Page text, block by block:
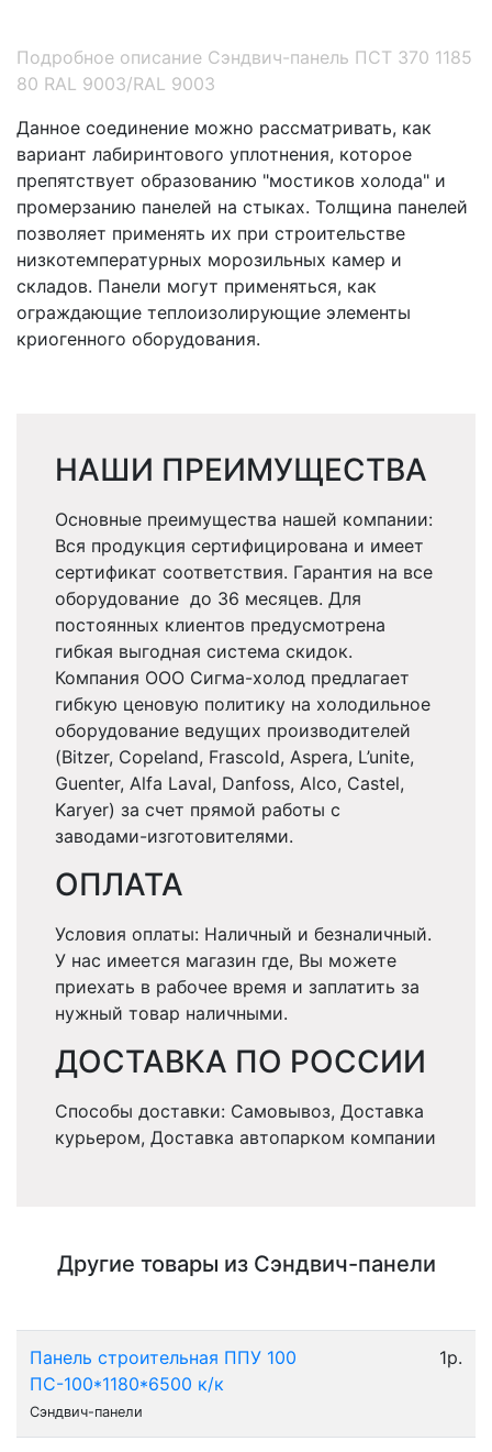
Подробное описание Сэндвич-панель ПСТ 370 1185
80 RAL 9003/RAL 9003
Данное соединение можно рассматривать, как
вариант лабиринтового уплотнения, которое
препятствует образованию "мостиков холода" и
промерзанию панелей на стыках. Толщина панелей
позволяет применять их при строительстве
низкотемпературных морозильных камер и
складов. Панели могут применяться, как
ограждающие теплоизолирующие элементы
криогенного оборудования.
НАШИ ПРЕИМУЩЕСТВА
Основные преимущества нашей компании:
Вся продукция сертифицирована и имеет
сертификат соответствия. Гарантия на все
оборудование до 36 месяцев. Для
постоянных клиентов предусмотрена
гибкая выгодная система скидок.
Компания ООО Сигма-холод предлагает
гибкую ценовую политику на холодильное
оборудование ведущих производителей
(Bitzer, Copeland, Frascold, Aspera, L’unite,
Guenter, Alfa Laval, Danfoss, Alco, Castel,
Karyer) за счет прямой работы с
заводами-изготовителями.
ОПЛАТА
Условия оплаты: Наличный и безналичный.
У нас имеется магазин где, Вы можете
приехать в рабочее время и заплатить за
нужный товар наличными.
ДОСТАВКА ПО РОССИИ
Способы доставки: Самовывоз, Доставка
курьером, Доставка автопарком компании
Другие товары из Сэндвич-панели
Панель строительная ППУ 100
ПС-100*1180*6500 к/к
Сэндвич-панели
1р.